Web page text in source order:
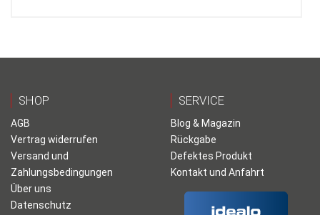
SHOP
AGB
Vertrag widerrufen
Versand und
Zahlungsbedingungen
Über uns
Datenschutz
SERVICE
Blog & Magazin
Rückgabe
Defektes Produkt
Kontakt und Anfahrt